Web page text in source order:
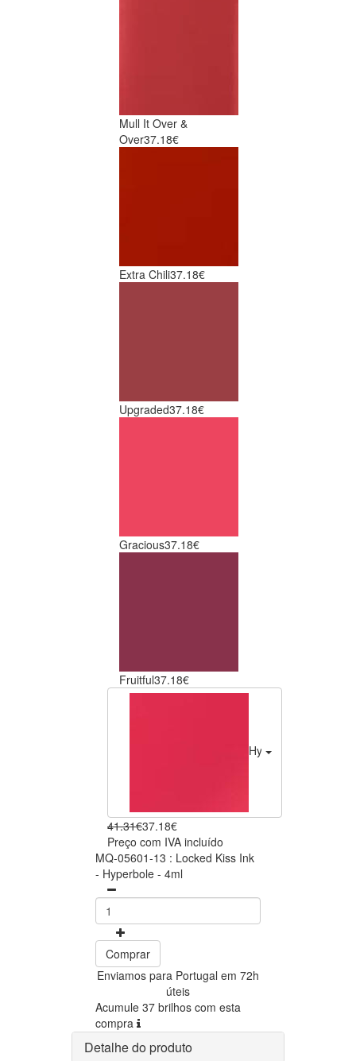
Mull It Over &
Over37.18€
Extra Chili37.18€
Upgraded37.18€
Gracious37.18€
Fruitful37.18€
Hyperbole
41.31€37.18€
Preço com IVA incluído
MQ-05601-13 : Locked Kiss Ink
- Hyperbole - 4ml
Comprar
Enviamos para Portugal em 72h
úteis
Acumule 37 brilhos com esta
compra
Detalhe do produto